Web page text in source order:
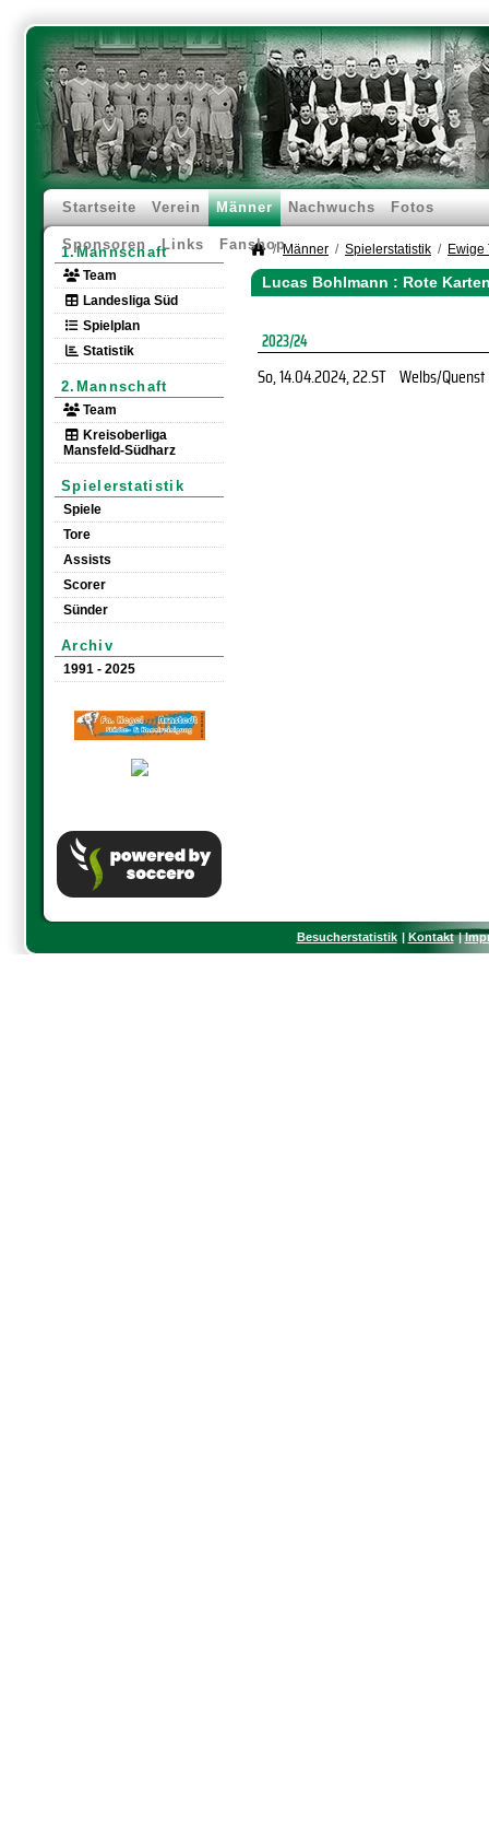
Startseite Verein Männer Nachwuchs Fotos
Sponsoren Links Fanshop
1.Mannschaft
Team
Landesliga Süd
Spielplan
Statistik
2.Mannschaft
Team
Kreisoberliga
Mansfeld-Südharz
Spielerstatistik
Spiele
Tore
Assists
Scorer
Sünder
Archiv
1991 - 2025
Männer Spielerstatistik Ewige
Lucas Bohlmann : Rote
2023/24
So, 14.04.2024, 22.ST Welbs/Quenst
Besucherstatistik Kontakt